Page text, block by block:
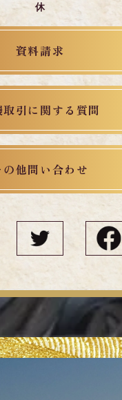
休
資料請求
取引に関する質問
の他問い合わせ